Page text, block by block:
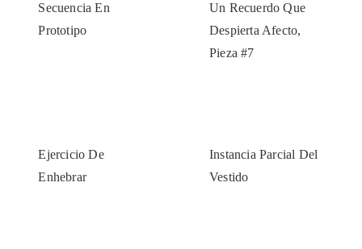
Secuencia En
Prototipo
Un Recuerdo Que
Despierta Afecto,
Pieza #7
Ejercicio De
Enhebrar
Instancia Parcial Del
Vestido